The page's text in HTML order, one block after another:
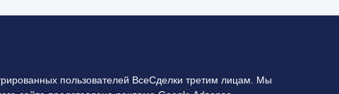
пользователей ВсеСделки третим лицам. Мы